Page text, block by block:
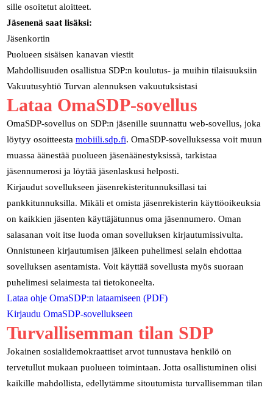
sille osoitetut aloitteet.
Jäsenenä saat lisäksi:
Jäsenkortin
Puolueen sisäisen kanavan viestit
Mahdollisuuden osallistua SDP:n koulutus- ja muihin tilaisuuksiin
Vakuutusyhtiö Turvan alennuksen vakuutuksistasi
Lataa OmaSDP-sovellus
OmaSDP-sovellus on SDP:n jäsenille suunnattu web-sovellus, joka
löytyy osoitteesta mobiili.sdp.fi. OmaSDP-sovelluksessa voit muun
muassa äänestää puolueen jäsenäänestyksissä, tarkistaa
jäsennumerosi ja löytää jäsenlaskusi helposti.
Kirjaudut sovellukseen jäsenrekisteritunnuksillasi tai
pankkitunnuksilla. Mikäli et omista jäsenrekisterin käyttöoikeuksia
on kaikkien jäsenten käyttäjätunnus oma jäsennumero. Oman
salasanan voit itse luoda oman sovelluksen kirjautumissivulta.
Onnistuneen kirjautumisen jälkeen puhelimesi selain ehdottaa
sovelluksen asentamista. Voit käyttää sovellusta myös suoraan
puhelimesi selaimesta tai tietokoneelta.
Lataa ohje OmaSDP:n lataamiseen (PDF)
Kirjaudu OmaSDP-sovellukseen
Turvallisemman tilan SDP
Jokainen sosialidemokraattiset arvot tunnustava henkilö on
tervetullut mukaan puolueen toimintaan. Jotta osallistuminen olisi
kaikille mahdollista, edellytämme sitoutumista turvallisemman tilan